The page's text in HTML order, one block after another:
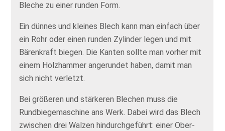
Bleche zu einer runden Form.
Ein dünnes und kleines Blech kann man einfach über
ein Rohr oder einen runden Zylinder legen und mit
Bärenkraft biegen. Die Kanten sollte man vorher mit
einem Holzhammer angerundet haben, damit man
sich nicht verletzt.
Bei größeren und stärkeren Blechen muss die
Rundbiegemaschine ans Werk. Dabei wird das Blech
zwischen drei Walzen hindurchgeführt: einer Ober-